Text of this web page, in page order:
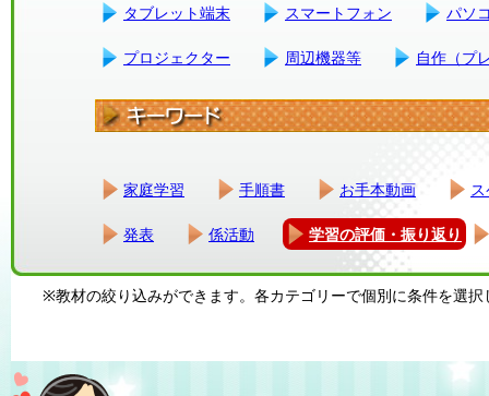
タブレット端末 スマートフォン パソ
プロジェクター 周辺機器等 自作（プ
家庭学習 手順書 お手本動画
発表 係活動 学習の評価・振り返り
※教材の絞り込みができます。各カテゴリーで個別に条件を選択